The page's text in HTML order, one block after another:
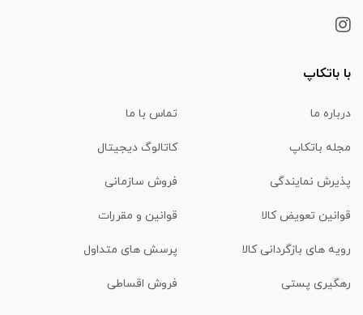
با باتکاپ
درباره ما تماس با ما
مجله باتکاپ کاتالوگ دیجیتال
پذیرش نمایندگی فروش سازمانی
قوانین تعویض کالا قوانین و مقررات
رویه های بازگردانی کالا پرسش های متداول
رهگیری پستی فروش اقساطی